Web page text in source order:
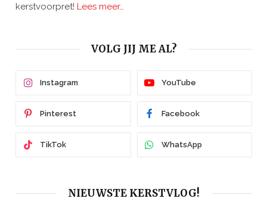
kerstvoorpret! Lees meer…
VOLG JIJ ME AL?
Instagram YouTube
Pinterest Facebook
TikTok WhatsApp
NIEUWSTE KERSTVLOG!